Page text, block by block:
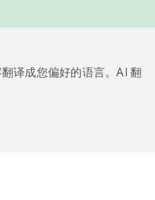
译成您偏好的语言。AI 翻